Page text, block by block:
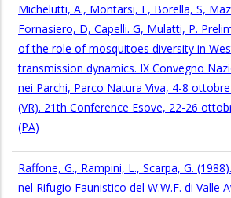
Michelutti, A., Montarsi, F, Borella, S,
Fornasiero, D, Capelli. G, Mulatti, P.
of the role of mosquitoes diversity in
transmission dynamics. IX Convegno
nei Parchi, Parco Natura Viva, 4-8
(VR). 21th Conference Esove, 22-26
(PA)
Raffone, G., Rampini, L., Scarpa, G.
nel Rifugio Faunistico del W.W.F. di Valle